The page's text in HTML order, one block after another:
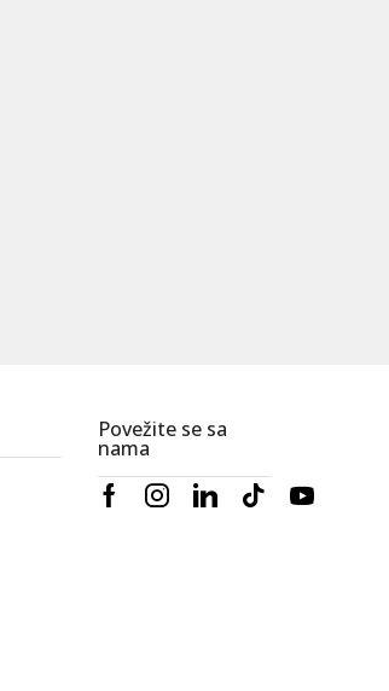
Povežite se sa
nama